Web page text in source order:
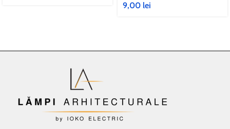
9,00 lei